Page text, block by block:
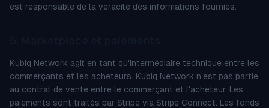
est responsable de la véracité des informations fournies.
Kubiq Network agit en tant qu'intermédiaire technique entre les
commerçants et les acheteurs. Kubiq Network n'est pas partie
au contrat de vente entre le commerçant et l'acheteur. Les
paiements sont traités par Stripe via Stripe Connect. Les fonds